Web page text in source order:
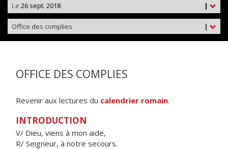
|
Le 26 sept. 2018
|
Office des complies
OFFICE DES COMPLIES
Revenir aux lectures du calendrier romain.
INTRODUCTION
V/ Dieu, viens à mon aide,
R/ Seigneur, à notre secours.